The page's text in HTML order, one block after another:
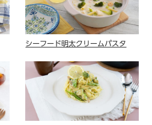
シーフード明太クリームパスタ